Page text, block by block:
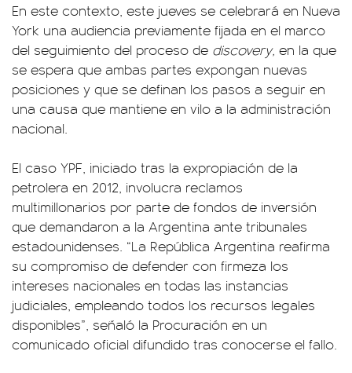
En este contexto, este jueves se celebrará en Nueva
York una audiencia previamente fijada en el marco
del seguimiento del proceso de discovery, en la que
se espera que ambas partes expongan nuevas
posiciones y que se definan los pasos a seguir en
una causa que mantiene en vilo a la administración
nacional.
El caso YPF, iniciado tras la expropiación de la
petrolera en 2012, involucra reclamos
multimillonarios por parte de fondos de inversión
que demandaron a la Argentina ante tribunales
estadounidenses. “La República Argentina reafirma
su compromiso de defender con firmeza los
intereses nacionales en todas las instancias
judiciales, empleando todos los recursos legales
disponibles”, señaló la Procuración en un
comunicado oficial difundido tras conocerse el fallo.